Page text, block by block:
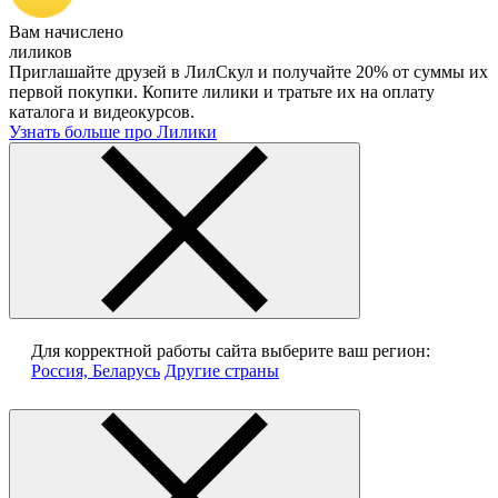
Вам начислено
лиликов
Приглашайте друзей в ЛилСкул и получайте 20% от суммы их
первой покупки. Копите лилики и тратьте их на оплату
каталога и видеокурсов.
Узнать больше про Лилики
Для корректной работы сайта выберите ваш регион:
Россия, Беларусь Другие страны